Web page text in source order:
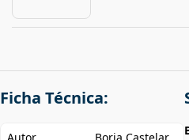
Ficha Técnica: